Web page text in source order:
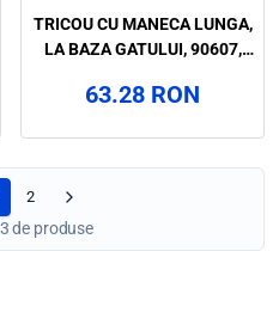
TRICOU CU MANECA LUNGA,
LA BAZA GATULUI, 90607,
63.28 RON
de produse
2